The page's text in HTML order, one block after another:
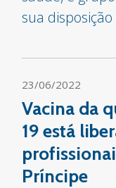
sua
23/06/2022
Vacina da
19 está
Príncipe